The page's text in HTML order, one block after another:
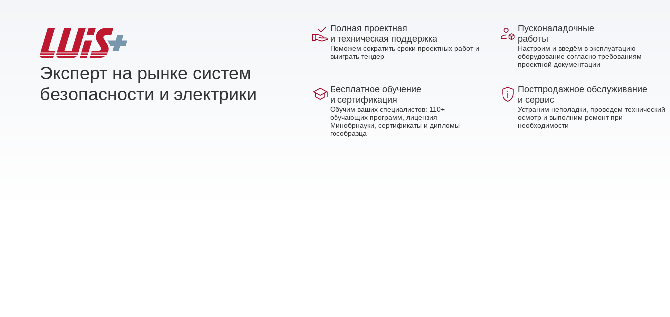
Эксперт на рынке систем
безопасности и электрики
Полная проектная
и техническая поддержка
Поможем сократить сроки проектных работ и
выиграть тендер
Пусконаладочные
работы
Настроим и введём в эксплуатацию
оборудование согласно требованиям
проектной документации
Бесплатное обучение
и сертификация
Обучим ваших специалистов: 110+
обучающих программ, лицензия
Минобрнауки, сертификаты и дипломы
гособразца
Постпродажное обслуживание
и сервис
Устраним неполадки, проведем технический
осмотр и выполним ремонт при
необходимости